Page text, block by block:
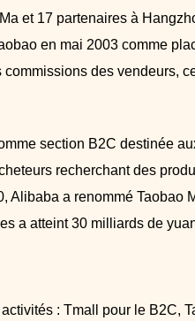
et 17 partenaires à
en mai 2003 comme
commissions des vendeurs,
section B2C destinée
recherchant des
a renommé Taobao
a atteint 30 milliards de
: Tmall pour le B2C,